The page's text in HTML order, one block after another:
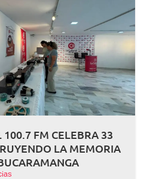
100.7 FM CELEBRA 33
LA MEMORIA